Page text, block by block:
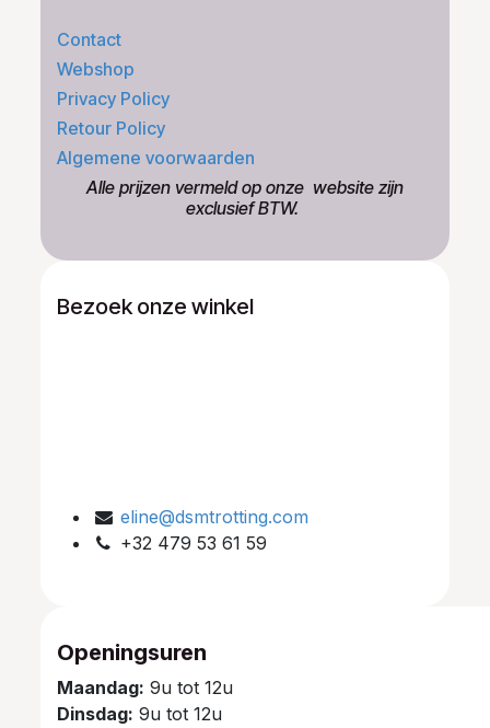
Contact
Webshop
Privacy Policy
Retour Policy
Algemene voorwaarden
​Alle prijzen vermeld op onze ​website zijn
exclusief BTW.
Bezoek onze winkel
eline@dsmtrotting.com
+32 479 53 61 59
Openingsuren
Maandag: 9u tot 12u
Dinsdag: 9u tot 12u